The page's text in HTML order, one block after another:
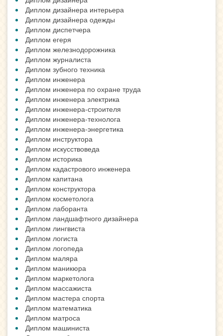
Диплом дизайнера интерьера
Диплом дизайнера одежды
Диплом диспетчера
Диплом егеря
Диплом железнодорожника
Диплом журналиста
Диплом зубного техника
Диплом инженера
Диплом инженера по охране труда
Диплом инженера электрика
Диплом инженера-строителя
Диплом инженера-технолога
Диплом инженера-энергетика
Диплом инструктора
Диплом искусствоведа
Диплом историка
Диплом кадастрового инженера
Диплом капитана
Диплом конструктора
Диплом косметолога
Диплом лаборанта
Диплом ландшафтного дизайнера
Диплом лингвиста
Диплом логиста
Диплом логопеда
Диплом маляра
Диплом маникюра
Диплом маркетолога
Диплом массажиста
Диплом мастера спорта
Диплом математика
Диплом матроса
Диплом машиниста